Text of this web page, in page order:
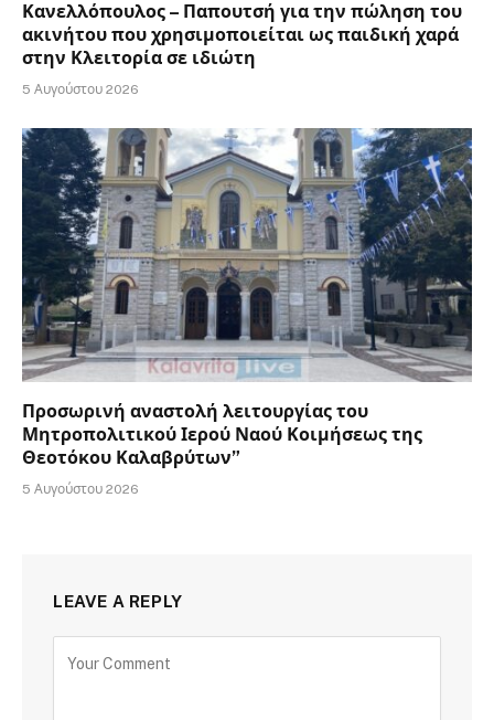
Κανελλόπουλος – Παπουτσή για την πώληση του
ακινήτου που χρησιμοποιείται ως παιδική χαρά
στην Κλειτορία σε ιδιώτη
5 Αυγούστου 2026
Προσωρινή αναστολή λειτουργίας του
Μητροπολιτικού Ιερού Ναού Κοιμήσεως της
Θεοτόκου Καλαβρύτων”
5 Αυγούστου 2026
LEAVE A REPLY